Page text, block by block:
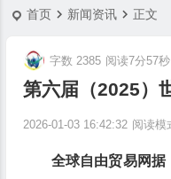
首页 新闻资讯 正文
第六届（2025）
2026-01-03 16:42:32
字数 2385 阅读7分57秒
阅读模
全球自由贸易网据